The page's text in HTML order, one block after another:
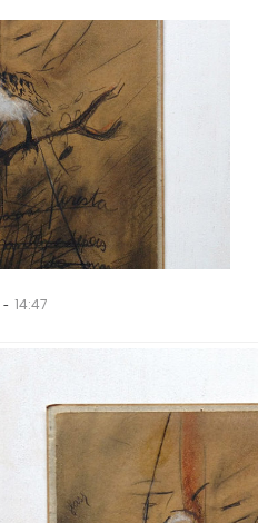
- 14:47